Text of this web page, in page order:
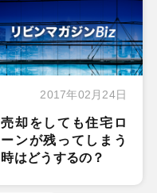
2017年02月24日
売却をしても住宅ロ
ーンが残ってしまう
時はどうするの？